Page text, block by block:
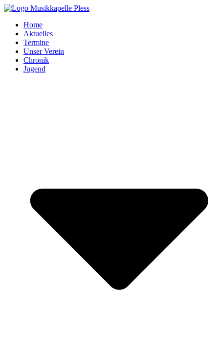
Zum
springenHome
Aktuelles
Termine
Unser Verein
Chronik
Jugend